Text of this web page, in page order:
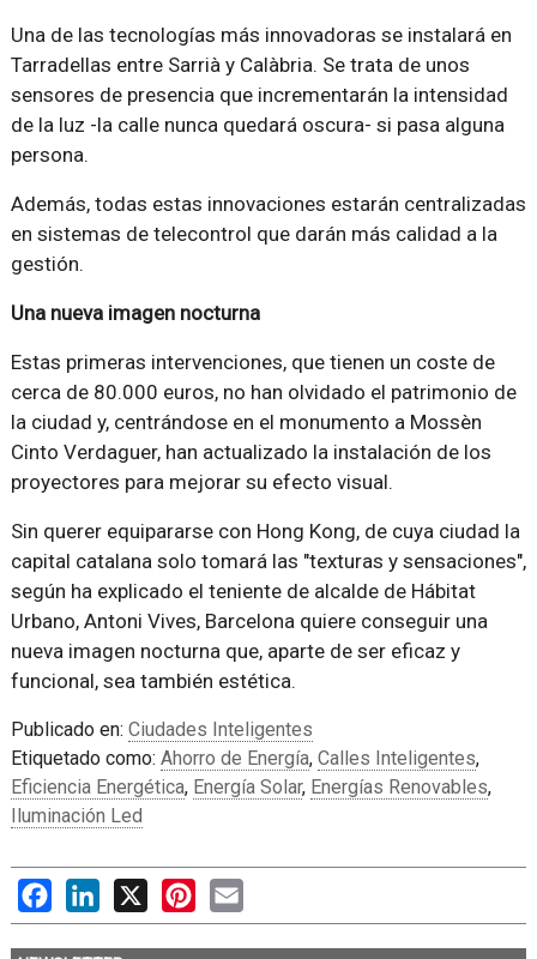
Una de las tecnologías más innovadoras se instalará en
Tarradellas entre Sarrià y Calàbria. Se trata de unos
sensores de presencia que incrementarán la intensidad
de la luz -la calle nunca quedará oscura- si pasa alguna
persona.
Además, todas estas innovaciones estarán centralizadas
en sistemas de telecontrol que darán más calidad a la
gestión.
Una nueva imagen nocturna
Estas primeras intervenciones, que tienen un coste de
cerca de 80.000 euros, no han olvidado el patrimonio de
la ciudad y, centrándose en el monumento a Mossèn
Cinto Verdaguer, han actualizado la instalación de los
proyectores para mejorar su efecto visual.
Sin querer equipararse con Hong Kong, de cuya ciudad la
capital catalana solo tomará las "texturas y sensaciones",
según ha explicado el teniente de alcalde de Hábitat
Urbano, Antoni Vives, Barcelona quiere conseguir una
nueva imagen nocturna que, aparte de ser eficaz y
funcional, sea también estética.
Publicado en: Ciudades Inteligentes
Etiquetado como: Ahorro de Energía, Calles Inteligentes,
Eficiencia Energética, Energía Solar, Energías Renovables,
Iluminación Led
FacebookLinkedIn
X PinterestEmail